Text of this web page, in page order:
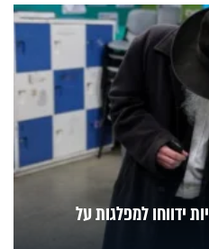
ידווחו למפלגות על